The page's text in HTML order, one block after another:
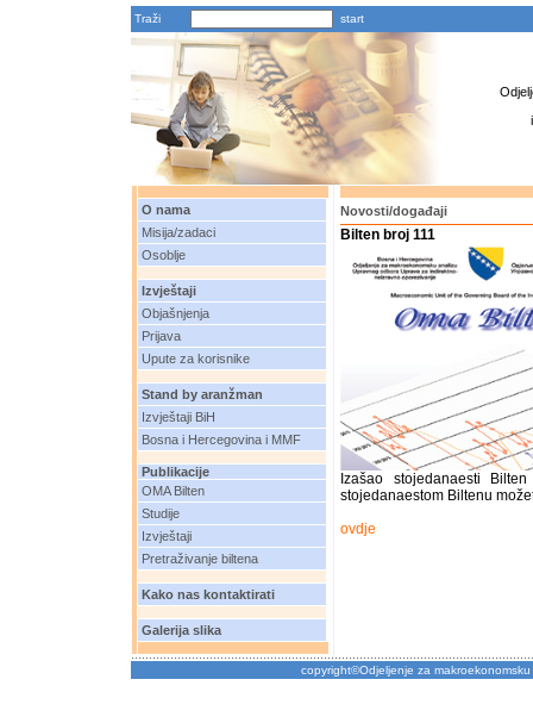
Traži
O nama
Misija/zadaci
Osoblje
Izvještaji
Objašnjenja
Prijava
Upute za korisnike
Stand by aranžman
Izvještaji BiH
Bosna i Hercegovina i MMF
Publikacije
OMA Bilten
Studije
Izvještaji
Pretraživanje biltena
Kako nas kontaktirati
Galerija slika
Novosti/događaji
Bilten broj 111
Izašao stojedanaesti
stojedanaestom Biltenu
ovdje
copyright©Odjeljenje za